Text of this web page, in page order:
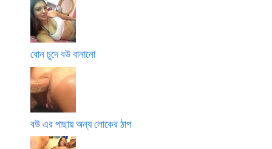
বোন চুদে বউ বানানো
বউ এর পাছায় অন্য লোকের ঠাপ